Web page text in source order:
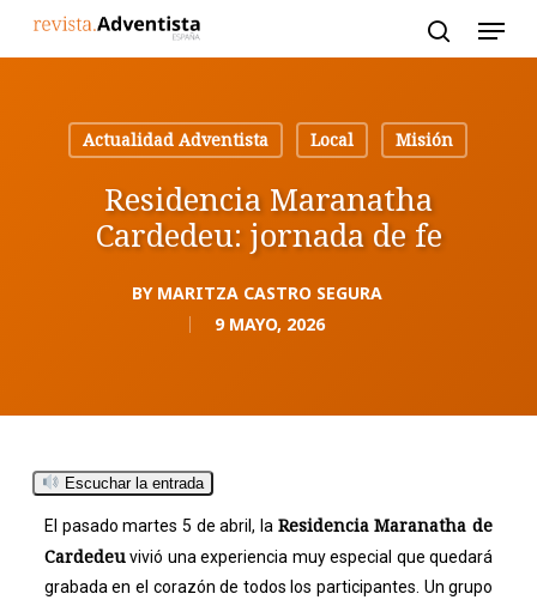
Actualidad Adventista
Local Misión
Residencia Maranatha
Cardedeu: jornada de fe
BY MARITZA CASTRO SEGURA
9 MAYO, 2026
Escuchar la entrada
El pasado martes 5 de abril, la Residencia Maranatha de
Cardedeuvivió una experiencia muy especial que quedará
grabada en el corazón de todos los participantes. Un grupo